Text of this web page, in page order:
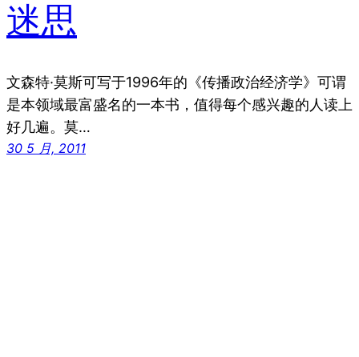
迷思
文森特·莫斯可写于1996年的《传播政治经济学》可谓
是本领域最富盛名的一本书，值得每个感兴趣的人读上
好几遍。莫…
30 5 月, 2011